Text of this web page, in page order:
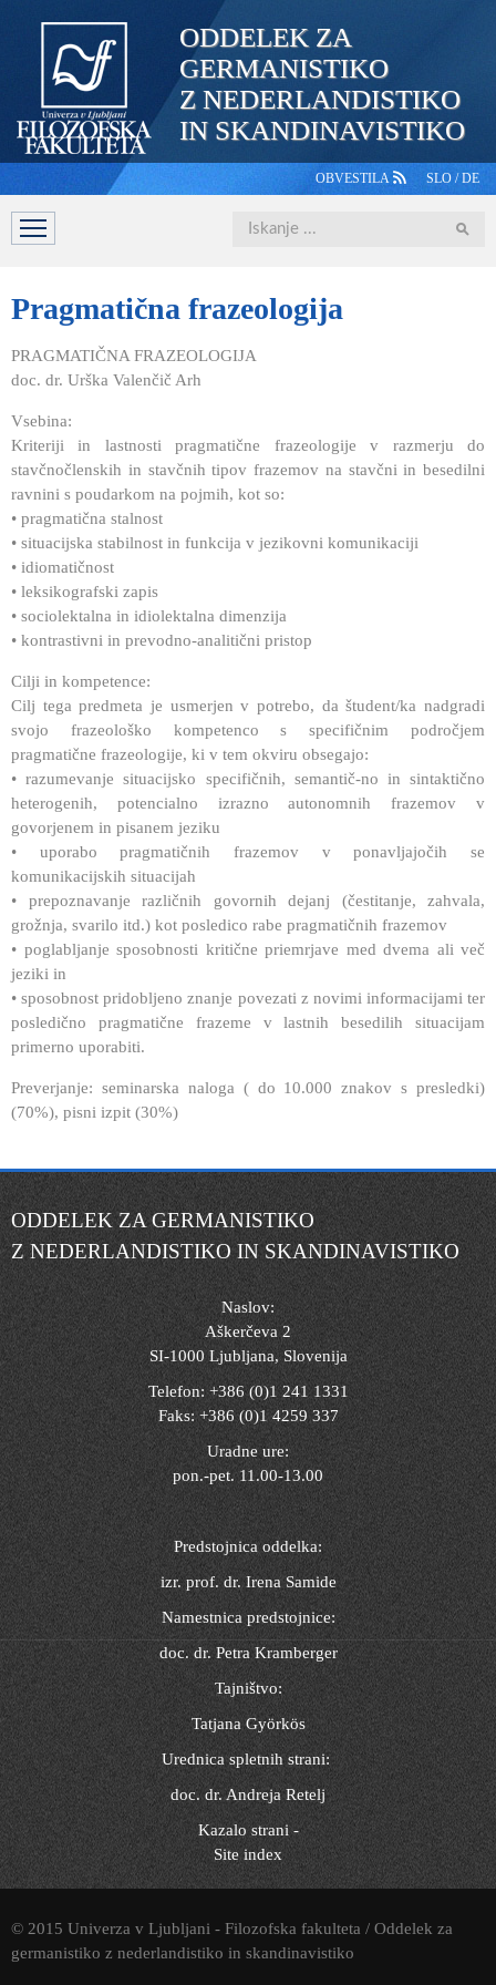
ODDELEK ZA
GERMANISTIKO
Z NEDERLANDISTIKO
IN SKANDINAVISTIKO
OBVESTILA SLO /DE
DOMOV ŠTUDIJ
Iskanje
Pragmatična frazeologija
PRAGMATIČNA FRAZEOLOGIJA
doc. dr. Urška Valenčič Arh
Vsebina:
Kriteriji in lastnosti pragmatične frazeologije v razmerju do
stavčnočlenskih in stavčnih tipov frazemov na stavčni in besedilni
ravnini s poudarkom na pojmih, kot so:
• pragmatična stalnost
• situacijska stabilnost in funkcija v jezikovni komunikaciji
• idiomatičnost
• leksikografski zapis
• sociolektalna in idiolektalna dimenzija
• kontrastivni in prevodno-analitični pristop
Cilji in kompetence:
Cilj tega predmeta je usmerjen v potrebo, da študent/ka nadgradi
svojo frazeološko kompetenco s specifičnim področjem
pragmatične frazeologije, ki v tem okviru obsegajo:
• razumevanje situacijsko specifičnih, semantič-no in sintaktično
heterogenih, potencialno izrazno autonomnih frazemov v
govorjenem in pisanem jeziku
• uporabo pragmatičnih frazemov v ponavljajočih se
komunikacijskih situacijah
• prepoznavanje različnih govornih dejanj (čestitanje, zahvala,
grožnja, svarilo itd.) kot posledico rabe pragmatičnih frazemov
• poglabljanje sposobnosti kritične priemrjave med dvema ali več
jeziki in
• sposobnost pridobljeno znanje povezati z novimi informacijami ter
posledično pragmatične frazeme v lastnih besedilih situacijam
primerno uporabiti.
Preverjanje: seminarska naloga ( do 10.000 znakov s presledki)
(70%), pisni izpit (30%)
ODDELEK ZA GERMANISTIKO
Z NEDERLANDISTIKO IN SKANDINAVISTIKO
Naslov:
Aškerčeva 2
SI-1000 Ljubljana, Slovenija
Telefon: +386 (0)1 241 1331
Faks: +386 (0)1 4259 337
Uradne ure:
pon.-pet. 11.00-13.00
Predstojnica oddelka:
izr. prof. dr. Irena Samide
Namestnica predstojnice:
doc. dr. Petra Kramberger
Tajništvo:
Tatjana Györkös
Urednica spletnih strani:
doc. dr. Andreja Retelj
Kazalo strani -
Site index
© 2015 Univerza v Ljubljani - Filozofska fakulteta / Oddelek za
germanistiko z nederlandistiko in skandinavistiko